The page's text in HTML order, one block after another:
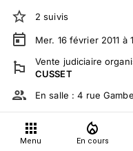
2 suivis
Mer. 16 février 2011 à
Vente judiciaire
CUSSET
En salle :4 rue
Tout le monde peut
Menu En cours